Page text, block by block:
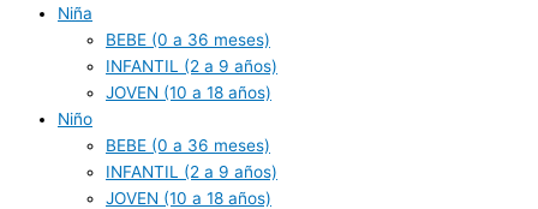
Niña
BEBE (0 a 36 meses)
INFANTIL (2 a 9 años)
JOVEN (10 a 18 años)
Niño
BEBE (0 a 36 meses)
INFANTIL (2 a 9 años)
JOVEN (10 a 18 años)